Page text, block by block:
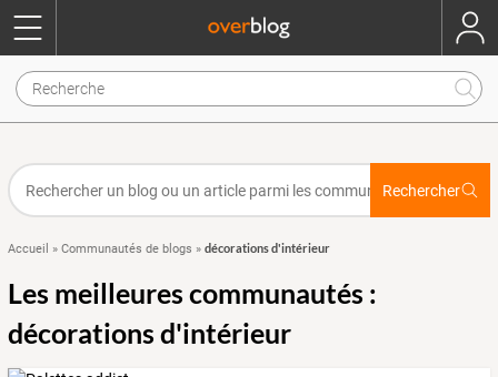
Rechercher
Accueil » Communautés de blogs » décorations d'intérieur
Les meilleures communautés :
décorations d'intérieur